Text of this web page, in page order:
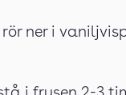
ner i